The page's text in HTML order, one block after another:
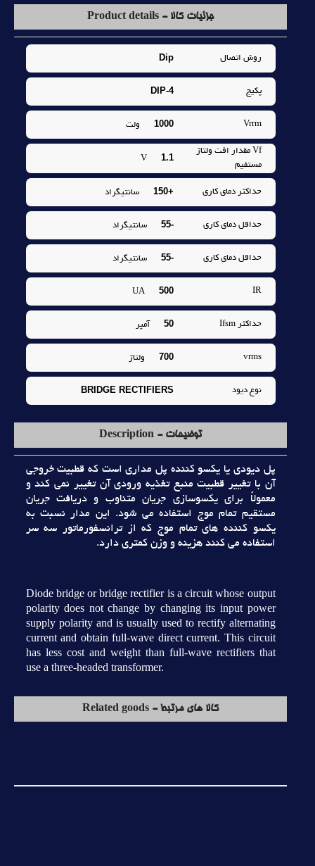
جزئیات کالا - Product details
روش اتصال Dip
پکيج DIP-4
Vrrm
1000 ولت
Vf مقدار افت ولتاژ
مستفيم
1.1
V
حداکثر دماي کاري +150 سانتيگراد
حداقل دماي کاري -55 سانتيگراد
حداقل دماي کاري -55 سانتيگراد
IR
500
UA
حداکثر Ifsm 50 آمپر
vrms
700 ولتاژ
نوع ديود BRIDGE RECTIFIERS
توضیحات - Description
پل ديودي يا يکسو کننده پل مداري است که قطبيت خروجي
آن با تغيير قطبيت منبع تغذيه ورودي آن تغيير نمي کند و
معمولاً براي يکسوسازي جريان متناوب و دريافت جريان
مستقيم تمام موج استفاده مي شود. اين مدار نسبت به
يکسو کننده هاي تمام موج که از ترانسفورماتور سه سر
استفاده مي کنند هزينه و وزن کمتري دارد.
Diode bridge or bridge rectifier is a circuit whose output
polarity does not change by changing its input power
supply polarity and is usually used to rectify alternating
current and obtain full-wave direct current. This circuit
has less cost and weight than full-wave rectifiers that
use a three-headed transformer.
کالا های مرتبط - Related goods